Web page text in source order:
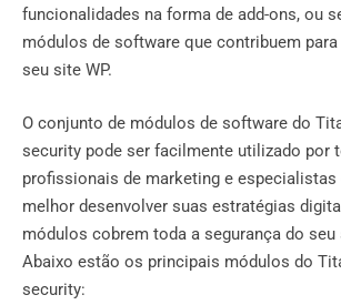
funcionalidades na forma de add-ons, ou
módulos de software que contribuem para
seu site WP.
O conjunto de módulos de software do
security pode ser facilmente utilizado por
profissionais de marketing e especialistas
melhor desenvolver suas estratégias
módulos cobrem toda a segurança do seu
Abaixo estão os principais módulos do
security: